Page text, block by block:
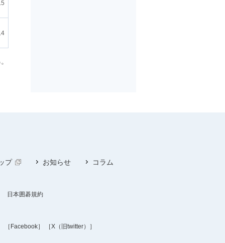
プ お知らせ コラム
日本囲碁規約
［Facebook］ ［X（旧twitter）］